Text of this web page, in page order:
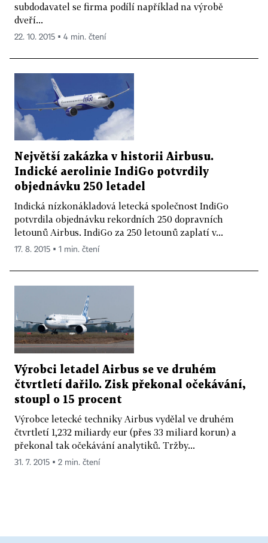
subdodavatel se firma podílí například na výrobě
dveří...
22. 10. 2015 ▪ 4 min. čtení
Největší zakázka v historii Airbusu.
Indické aerolinie IndiGo potvrdily
objednávku 250 letadel
Indická nízkonákladová letecká společnost IndiGo
potvrdila objednávku rekordních 250 dopravních
letounů Airbus. IndiGo za 250 letounů zaplatí v...
17. 8. 2015 ▪ 1 min. čtení
Výrobci letadel Airbus se ve druhém
čtvrtletí dařilo. Zisk překonal očekávání,
stoupl o 15 procent
Výrobce letecké techniky Airbus vydělal ve druhém
čtvrtletí 1,232 miliardy eur (přes 33 miliard korun) a
překonal tak očekávání analytiků. Tržby...
31. 7. 2015 ▪ 2 min. čtení